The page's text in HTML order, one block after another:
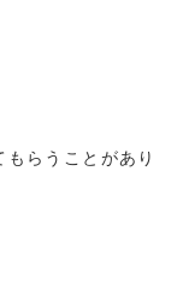
らうことがあり